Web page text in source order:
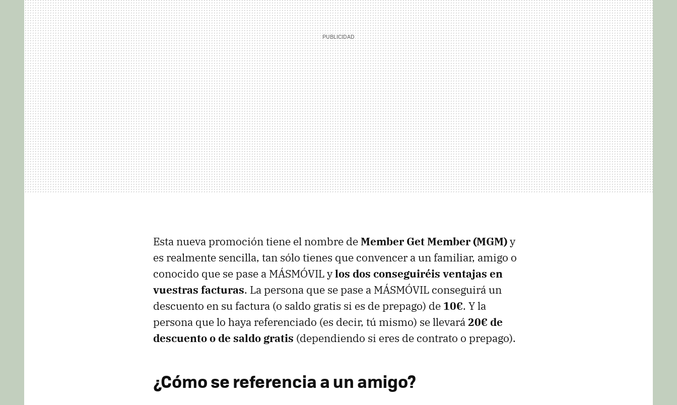
Esta nueva promoción tiene el nombre deMember Get Member (MGM)y
es realmente sencilla, tan sólo tienes que convencer a un familiar, amigo o
conocido que se pase a MÁSMÓVIL ylos dos conseguiréis ventajas en
vuestras facturas. La persona que se pase a MÁSMÓVIL conseguirá un
descuento en su factura (o saldo gratis si es de prepago) de 10€. Y la
persona que lo haya referenciado (es decir, tú mismo) se llevará20€ de
descuento o de saldo gratis (dependiendo si eres de contrato o prepago).
¿Cómo se referencia a un amigo?